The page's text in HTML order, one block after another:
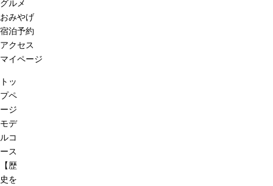
グルメ
おみやげ
宿泊予約
アクセス
マイページ
トッ
プペ
ージ
モデ
ルコ
ース
【歴
史を